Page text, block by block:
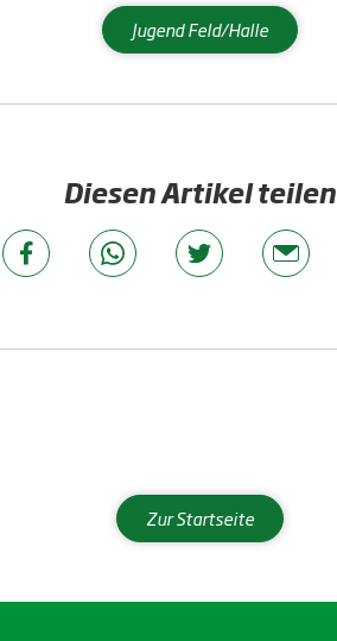
Jugend Feld/Halle
Diesen Artikel teilen
Zur Startseite